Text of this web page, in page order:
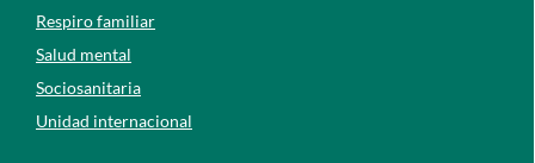
Respiro familiar
Salud mental
Sociosanitaria
Unidad internacional